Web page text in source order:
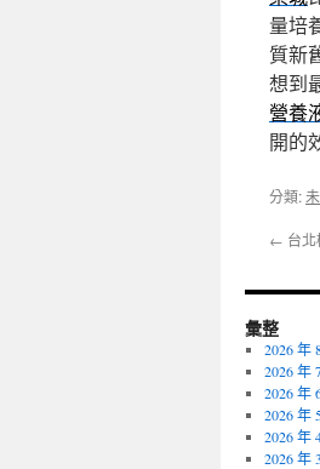
量培
質新
想到
營養
開的
分類:
← 台
彙整
2026 年
2026 年
2026 年
2026 年
2026 年
2026 年